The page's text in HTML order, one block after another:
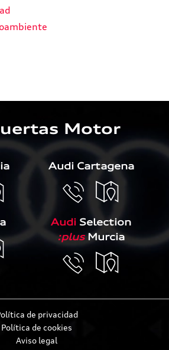
Motor
Audi Cartagena
Audi Selection
:plusMurcia
de privacidad
Política de cookies
Aviso legal